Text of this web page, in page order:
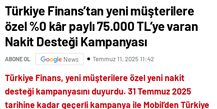
Türkiye Finans’tan yeni müşterilere
özel %0 kâr paylı 75.000 TL’ye varan
Nakit Desteği Kampanyası
ABONE OL News Temmuz 11, 2025 11:42
Türkiye Finans, yeni müşterilere özel yeni nakit
desteği kampanyasını duyurdu. 31 Temmuz 2025
tarihine kadar geçerli kampanya ile Mobil’den Türkiye